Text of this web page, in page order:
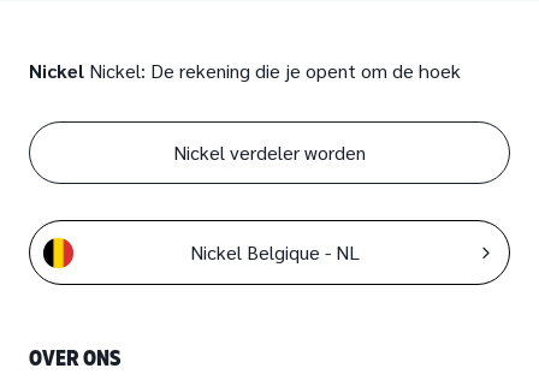
Nickel Nickel: De rekening die je opent om de hoek
OVER ONS
Nickel verdeler worden
Nickel Belgique - NL